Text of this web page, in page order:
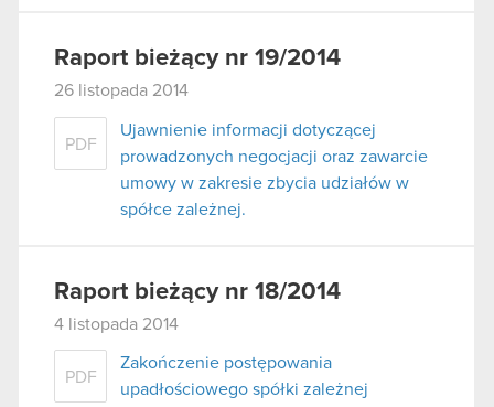
Raport bieżący nr 19/2014
26 listopada 2014
PDF
Ujawnienie informacji dotyczącej
prowadzonych negocjacji oraz zawarcie
umowy w zakresie zbycia udziałów w
spółce zależnej.
Raport bieżący nr 18/2014
4 listopada 2014
PDF
Zakończenie postępowania
upadłościowego spółki zależnej